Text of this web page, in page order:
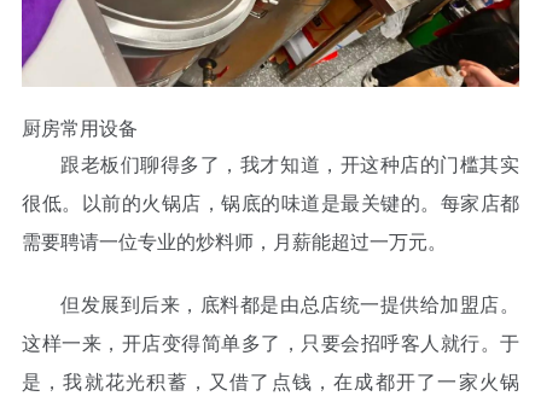
厨房常用设备
跟老板们聊得多了，我才知道，开这种店的门槛其实
很低。以前的火锅店，锅底的味道是最关键的。每家店都
需要聘请一位专业的炒料师，月薪能超过一万元。
但发展到后来，底料都是由总店统一提供给加盟店。
这样一来，开店变得简单多了，只要会招呼客人就行。于
是，我就花光积蓄，又借了点钱，在成都开了一家火锅